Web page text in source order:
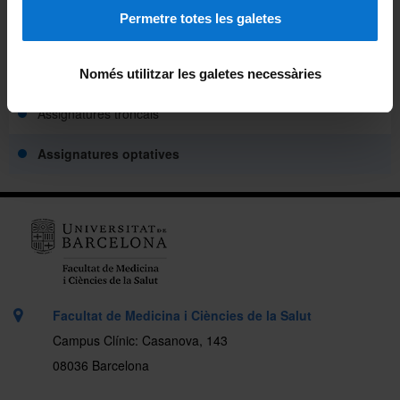
Permetre totes les galetes
Només utilitzar les galetes necessàries
Docència
Assignatures troncals
Assignatures optatives
Facultat de Medicina i Ciències de la Salut
Campus Clínic: Casanova, 143
08036 Barcelona